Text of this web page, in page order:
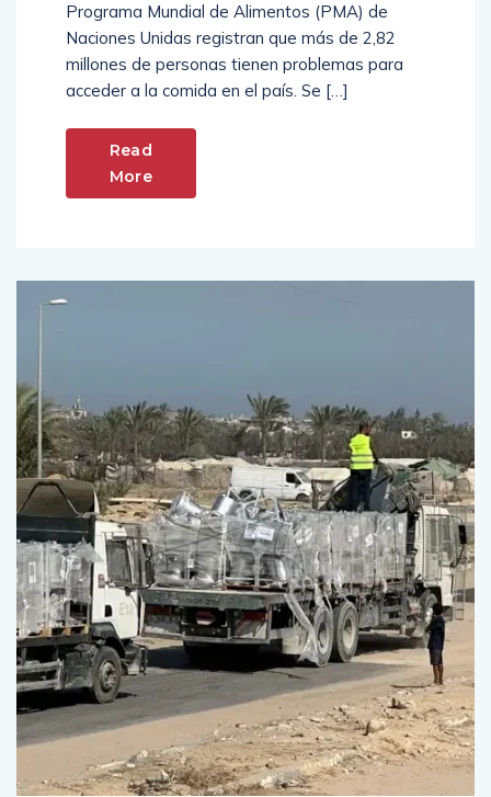
Programa Mundial de Alimentos (PMA) de
Naciones Unidas registran que más de 2,82
millones de personas tienen problemas para
acceder a la comida en el país. Se […]
Read
More